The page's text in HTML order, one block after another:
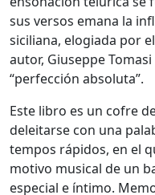
sus versos emana la
siciliana, elogiada por
autor, Giuseppe
“perfección absoluta”.
Este libro es un cofre
deleitarse con una
tempos rápidos, en el
motivo musical de un
especial e íntimo.